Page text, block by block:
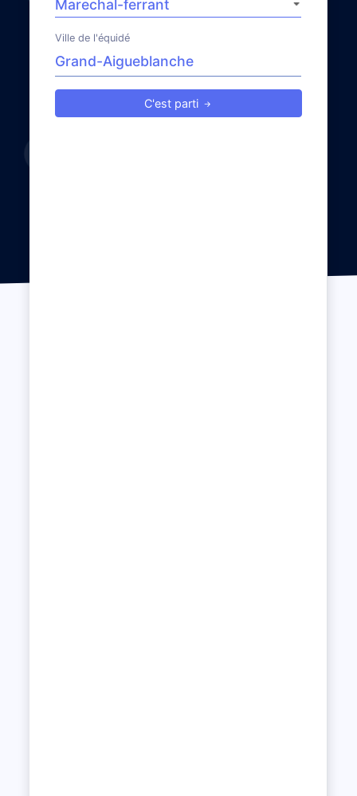
Ville de l'équidé
C'est parti